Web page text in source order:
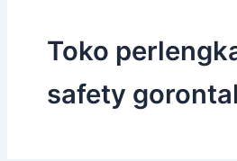
Toko
safety